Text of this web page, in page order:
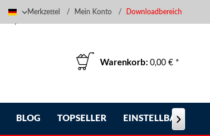
Deutsch
Merkzettel Mein Konto Downloadbereich
Warenkorb: 0,00 € *
BLOG TOPSELLER EINSTELLBARE
